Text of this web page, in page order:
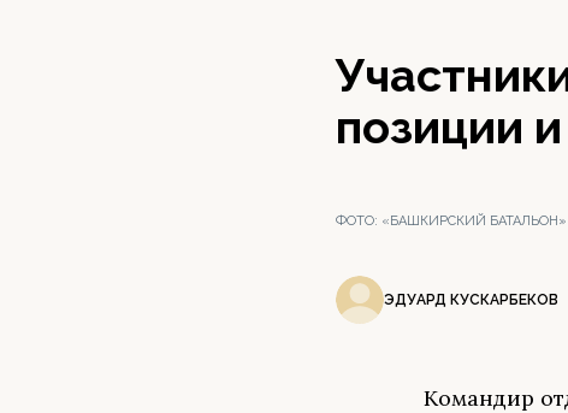
позиции
ФОТО: «БАШКИРСКИЙ
ЭДУАРД КУСКАРБЕКОВ
Командир